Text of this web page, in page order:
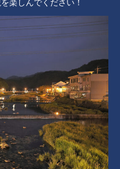
楽しんでください！